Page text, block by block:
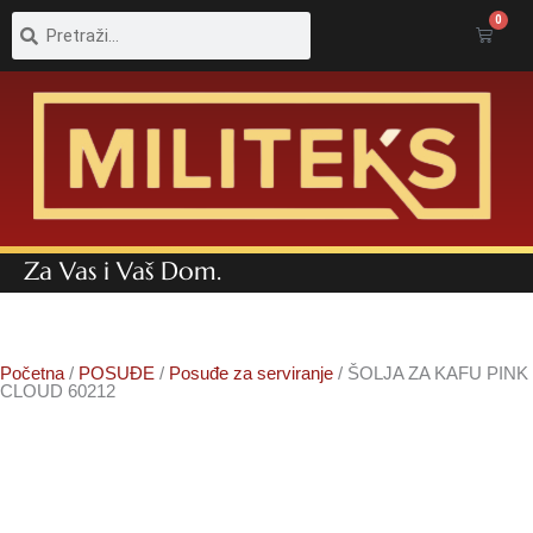
Pretraga 0
Cart
Za Vas i Vaš Dom.
Početna / POSUĐE / Posuđe za serviranje / ŠOLJA ZA KAFU PINK
CLOUD 60212